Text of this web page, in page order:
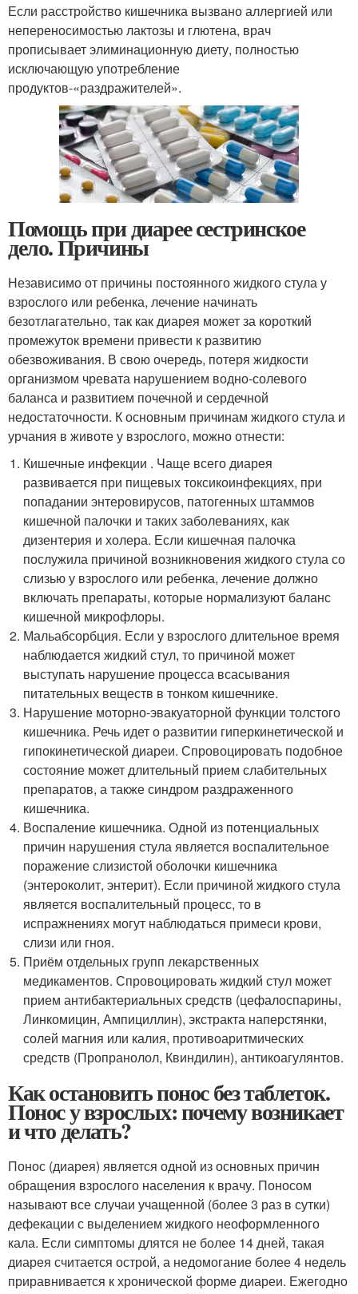
Если расстройство кишечника вызвано аллергией или
непереносимостью лактозы и глютена, врач
прописывает элиминационную диету, полностью
исключающую употребление
продуктов-«раздражителей».
Помощь при диарее сестринское
дело. Причины
Независимо от причины постоянного жидкого стула у
взрослого или ребенка, лечение начинать
безотлагательно, так как диарея может за короткий
промежуток времени привести к развитию
обезвоживания. В свою очередь, потеря жидкости
организмом чревата нарушением водно-солевого
баланса и развитием почечной и сердечной
недостаточности. К основным причинам жидкого стула и
урчания в животе у взрослого, можно отнести:
Кишечные инфекции . Чаще всего диарея
развивается при пищевых токсикоинфекциях, при
попадании энтеровирусов, патогенных штаммов
кишечной палочки и таких заболеваниях, как
дизентерия и холера. Если кишечная палочка
послужила причиной возникновения жидкого стула со
слизью у взрослого или ребенка, лечение должно
включать препараты, которые нормализуют баланс
кишечной микрофлоры.
Мальабсорбция. Если у взрослого длительное время
наблюдается жидкий стул, то причиной может
выступать нарушение процесса всасывания
питательных веществ в тонком кишечнике.
Нарушение моторно-эвакуаторной функции толстого
кишечника. Речь идет о развитии гиперкинетической и
гипокинетической диареи. Спровоцировать подобное
состояние может длительный прием слабительных
препаратов, а также синдром раздраженного
кишечника.
Воспаление кишечника. Одной из потенциальных
причин нарушения стула является воспалительное
поражение слизистой оболочки кишечника
(энтероколит, энтерит). Если причиной жидкого стула
является воспалительный процесс, то в
испражнениях могут наблюдаться примеси крови,
слизи или гноя.
Приём отдельных групп лекарственных
медикаментов. Спровоцировать жидкий стул может
прием антибактериальных средств (цефалоспарины,
Линкомицин, Ампициллин), экстракта наперстянки,
солей магния или калия, противоаритмических
средств (Пропранолол, Квиндилин), антикоагулянтов.
Как остановить понос без таблеток.
Понос у взрослых: почему возникает
и что делать?
Понос (диарея) является одной из основных причин
обращения взрослого населения к врачу. Поносом
называют все случаи учащенной (более 3 раз в сутки)
дефекации с выделением жидкого неоформленного
кала. Если симптомы длятся не более 14 дней, такая
диарея считается острой, а недомогание более 4 недель
приравнивается к хронической форме диареи. Ежегодно